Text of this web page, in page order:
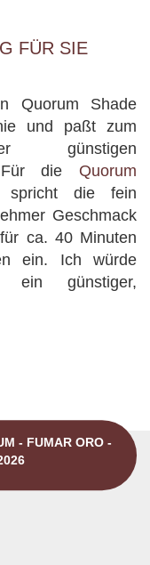
FÜR SIE
Quorum Shade
und paßt zum
günstigen
Für die Quorum
spricht die fein
Geschmack
ca. 40 Minuten
ein. Ich würde
günstiger,
- FUMAR ORO -